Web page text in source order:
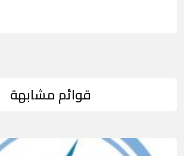
قوائم مشابهة